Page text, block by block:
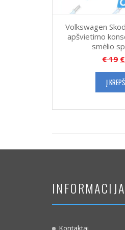
Volkswagen
apšvietimo
smėlio
€19 €
Į
INFORMACIJA